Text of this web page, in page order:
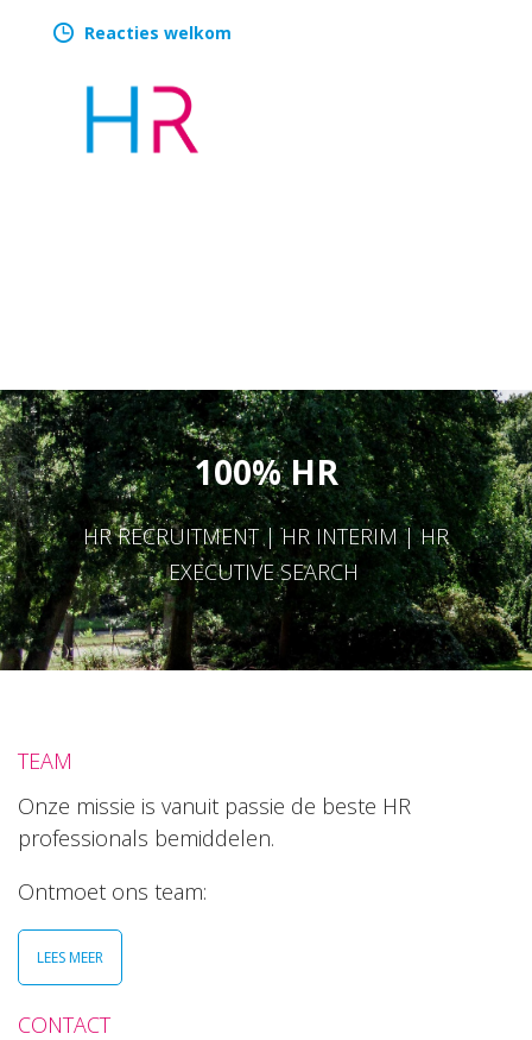
Reacties welkom
100% HR
HR RECRUITMENT | HR INTERIM | HR
EXECUTIVE SEARCH
TEAM
Onze missie is vanuit passie de beste HR
professionals bemiddelen.
Ontmoet ons team:
LEES MEER
CONTACT